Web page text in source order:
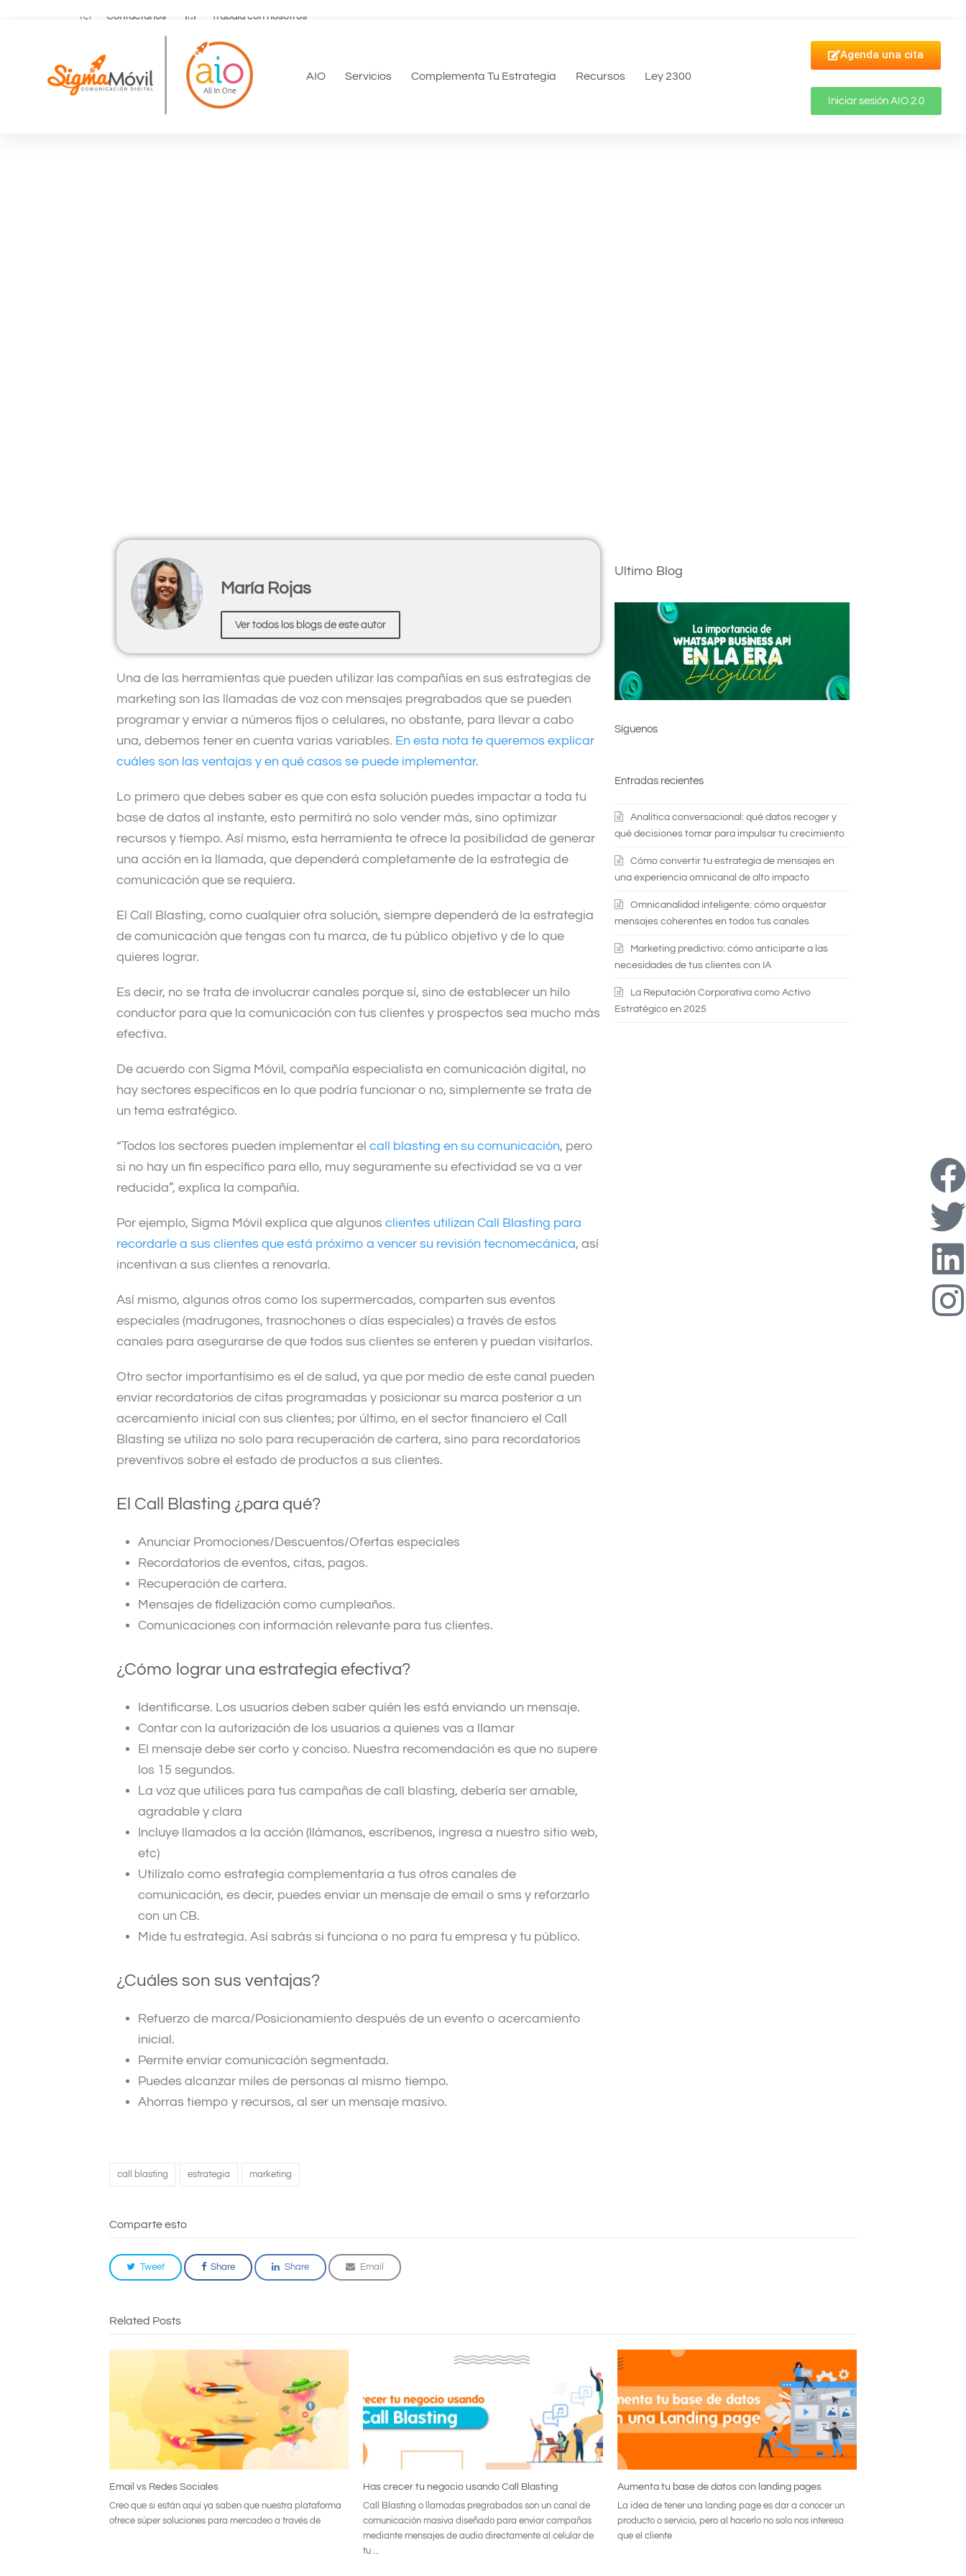
Contáctanos Trabaja con nosotros
AIO Servicios Complementa Tu Estrategia Recursos Ley 2300
Agenda una cita
Iniciar sesión AIO 2.0
María Rojas
Ver todos los blogs de este autor
Una de las herramientas que pueden utilizar las compañías en sus estrategias de
marketing son las llamadas de voz con mensajes pregrabados que se pueden
programar y enviar a números fijos o celulares, no obstante, para llevar a cabo
una, debemos tener en cuenta varias variables. En esta nota te queremos explicar
cuáles son las ventajas y en qué casos se puede implementar.
Lo primero que debes saber es que con esta solución puedes impactar a toda tu
base de datos al instante, esto permitirá no solo vender más, sino optimizar
recursos y tiempo. Así mismo, esta herramienta te ofrece la posibilidad de generar
una acción en la llamada, que dependerá completamente de la estrategia de
comunicación que se requiera.
El Call Blasting, como cualquier otra solución, siempre dependerá de la estrategia
de comunicación que tengas con tu marca, de tu público objetivo y de lo que
quieres lograr.
Es decir, no se trata de involucrar canales porque sí, sino de establecer un hilo
conductor para que la comunicación con tus clientes y prospectos sea mucho más
efectiva.
De acuerdo con Sigma Móvil, compañía especialista en comunicación digital, no
hay sectores específicos en lo que podría funcionar o no, simplemente se trata de
un tema estratégico.
“Todos los sectores pueden implementar el call blasting en su comunicación, pero
si no hay un fin específico para ello, muy seguramente su efectividad se va a ver
reducida”, explica la compañía.
Por ejemplo, Sigma Móvil explica que algunos clientes utilizan Call Blasting para
recordarle a sus clientes que está próximo a vencer su revisión tecnomecánica, así
incentivan a sus clientes a renovarla.
Así mismo, algunos otros como los supermercados, comparten sus eventos
especiales (madrugones, trasnochones o días especiales) a través de estos
canales para asegurarse de que todos sus clientes se enteren y puedan visitarlos.
Otro sector importantísimo es el de salud, ya que por medio de este canal pueden
enviar recordatorios de citas programadas y posicionar su marca posterior a un
acercamiento inicial con sus clientes; por último, en el sector financiero el Call
Blasting se utiliza no solo para recuperación de cartera, sino para recordatorios
preventivos sobre el estado de productos a sus clientes.
El Call Blasting ¿para qué?
Anunciar Promociones/Descuentos/Ofertas especiales
Recordatorios de eventos, citas, pagos.
Recuperación de cartera.
Mensajes de fidelización como cumpleaños.
Comunicaciones con información relevante para tus clientes.
¿Cómo lograr una estrategia efectiva?
Identificarse. Los usuarios deben saber quién les está enviando un mensaje.
Contar con la autorización de los usuarios a quienes vas a llamar
El mensaje debe ser corto y conciso. Nuestra recomendación es que no supere
los 15 segundos.
La voz que utilices para tus campañas de call blasting, debería ser amable,
agradable y clara
ncluye llamados a la acción (llámanos, escríbenos, ingresa a nuestro sitio web,
etc)
Utilízalo como estrategia complementaria a tus otros canales de
comunicación, es decir, puedes enviar un mensaje de email o sms y reforzarlo
con un CB.
Mide tu estrategia. Así sabrás si funciona o no para tu empresa y tu público.
¿Cuáles son sus ventajas?
Refuerzo de marca/Posicionamiento después de un evento o acercamiento
inicial.
Permite enviar comunicación segmentada.
Puedes alcanzar miles de personas al mismo tiempo.
Ahorras tiempo y recursos, al ser un mensaje masivo.
Ultimo Blog
Síguenos
Entradas recientes
Analítica conversacional: qué datos recoger y
qué decisiones tomar para impulsar tu crecimiento
Cómo convertir tu estrategia de mensajes en
una experiencia omnicanal de alto impacto
Omnicanalidad inteligente: cómo orquestar
mensajes coherentes en todos tus canales
Marketing predictivo: cómo anticiparte a las
necesidades de tus clientes con IA
La Reputación Corporativa como Activo
Estratégico en 2025
call blasting estrategia marketing
Comparte esto
Tweet Share Share Email
Related Posts
Email vs Redes Sociales
Creo que si están aquí ya saben que nuestra plataforma
ofrece súper soluciones para mercadeo a través de
Has crecer tu negocio usando Call Blasting
Call Blasting o llamadas pregrabadas son un canal de
comunicación masiva diseñado para enviar campañas
mediante mensajes de audio directamente al celular de
tu ...
Aumenta tu base de datos con landing pages
La idea de tener una landing page es dar a conocer un
producto o servicio, pero al hacerlo no solo nos interesa
que el cliente